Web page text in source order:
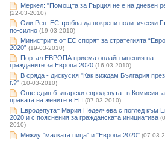
Меркел: "Помощта за Гърция не е на дневен
(22-03-2010)
Оли Рен: ЕС трябва да покрепи политически
по-силно (19-03-2010)
Министрите от ЕС спорят за стратегията
2020” (19-03-2010)
Портал ЕВРОПА приема онлайн мнения на
гражданите за Европа 2020 (16-03-2010)
В сряда - дискусия "Как виждам България
г.?" (10-03-2010)
Още един български евродепутат в
правата на жените в ЕП (07-03-2010)
Евродепутат Мария Неделчева с поглед към
2020 и с пояснения за гражданската инициатива
2010)
Между "малката пица" и "Европа 2020" (07-03-